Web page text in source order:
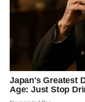
unutrašnji mir.
Jedna odluka sada
Počinje mnogo
Pred vama su veoma